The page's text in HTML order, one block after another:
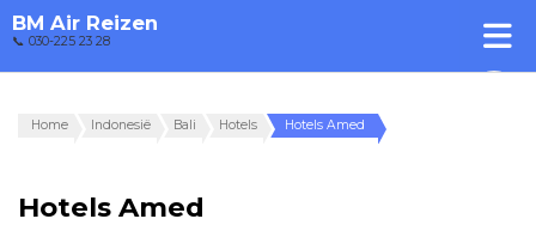
BM Air Reizen
📞 030-225 23 28
Home Indonesië Bali Hotels Hotels Amed
Hotels Amed